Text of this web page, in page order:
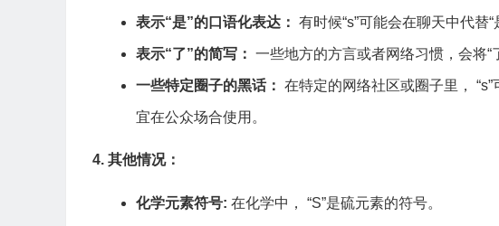
表示“是”的口语化表达： 有时候“s”可能会在聊天中代替
表示“了”的简写： 一些地方的方言或者网络习惯，会将“了
一些特定圈子的黑话： 在特定的网络社区或圈子里，
宜在公众场合使用。
4. 其他情况：
化学元素符号: 在化学中， “S”是硫元素的符号。